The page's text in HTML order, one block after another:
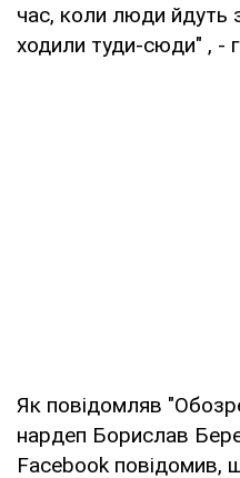
час, коли люди йдуть
ходили туди-сюди" , -
Як повідомляв
нардеп Борислав
Facebook повідомив,